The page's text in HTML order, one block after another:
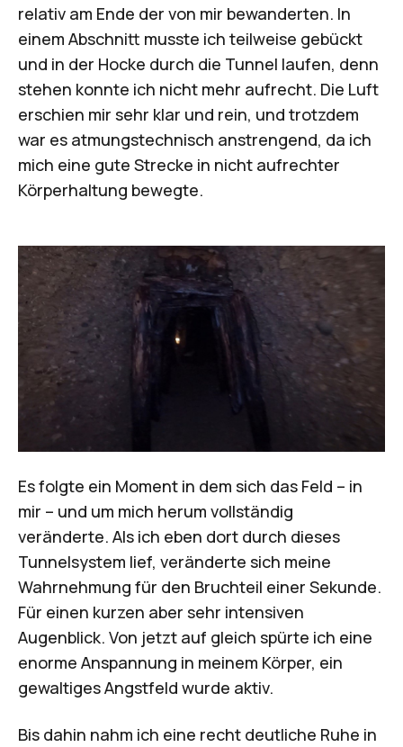
relativ am Ende der von mir bewanderten. In
einem Abschnitt musste ich teilweise gebückt
und in der Hocke durch die Tunnel laufen, denn
stehen konnte ich nicht mehr aufrecht. Die Luft
erschien mir sehr klar und rein, und trotzdem
war es atmungstechnisch anstrengend, da ich
mich eine gute Strecke in nicht aufrechter
Körperhaltung bewegte.
Es folgte ein Moment in dem sich das Feld – in
mir – und um mich herum vollständig
veränderte. Als ich eben dort durch dieses
Tunnelsystem lief, veränderte sich meine
Wahrnehmung für den Bruchteil einer Sekunde.
Für einen kurzen aber sehr intensiven
Augenblick. Von jetzt auf gleich spürte ich eine
enorme Anspannung in meinem Körper, ein
gewaltiges Angstfeld wurde aktiv.
Bis dahin nahm ich eine recht deutliche Ruhe in